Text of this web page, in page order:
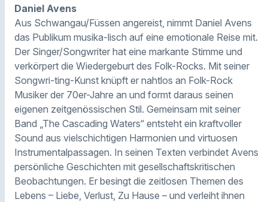
Daniel Avens
Aus Schwangau/Füssen angereist, nimmt Daniel Avens
das Publikum musika-lisch auf eine emotionale Reise mit.
Der Singer/Songwriter hat eine markante Stimme und
verkörpert die Wiedergeburt des Folk-Rocks. Mit seiner
Songwri-ting-Kunst knüpft er nahtlos an Folk-Rock
Musiker der 70er-Jahre an und formt daraus seinen
eigenen zeitgenössischen Stil. Gemeinsam mit seiner
Band „The Cascading Waters“ entsteht ein kraftvoller
Sound aus vielschichtigen Harmonien und virtuosen
Instrumentalpassagen. In seinen Texten verbindet Avens
persönliche Geschichten mit gesellschaftskritischen
Beobachtungen. Er besingt die zeitlosen Themen des
Lebens – Liebe, Verlust, Zu Hause – und verleiht ihnen